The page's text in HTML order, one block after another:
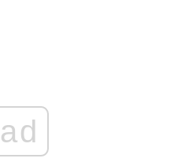
ad